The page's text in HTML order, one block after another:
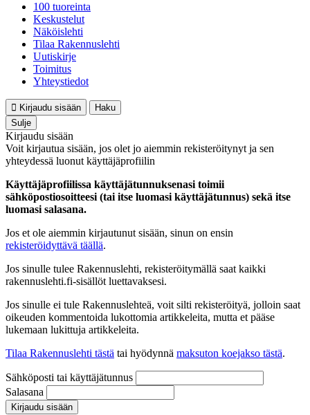
100 tuoreinta
Keskustelut
Näköislehti
Tilaa Rakennuslehti
Uutiskirje
Toimitus
Yhteystiedot
Kirjaudu sisään
Haku
Sulje
Kirjaudu sisään
Voit kirjautua sisään, jos olet jo aiemmin rekisteröitynyt ja sen
yhteydessä luonut käyttäjäprofiilin
Käyttäjäprofiilissa käyttäjätunnuksenasi toimii
sähköpostiosoitteesi (tai itse luomasi käyttäjätunnus) sekä itse
luomasi salasana.
Jos et ole aiemmin kirjautunut sisään, sinun on ensin
rekisteröidyttävä täällä.
Jos sinulle tulee Rakennuslehti, rekisteröitymällä saat kaikki
rakennuslehti.fi-sisällöt luettavaksesi.
Jos sinulle ei tule Rakennuslehteä, voit silti rekisteröityä, jolloin saat
oikeuden kommentoida lukottomia artikkeleita, mutta et pääse
lukemaan lukittuja artikkeleita.
Tilaa Rakennuslehti tästä tai hyödynnä maksuton koejakso tästä.
Sähköposti tai käyttäjätunnus
Salasana
Kirjaudu sisään